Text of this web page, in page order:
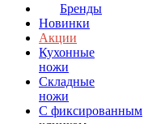
Бренды
Новинки
Акции
Кухонные
ножи
Складные
ножи
C фиксированным